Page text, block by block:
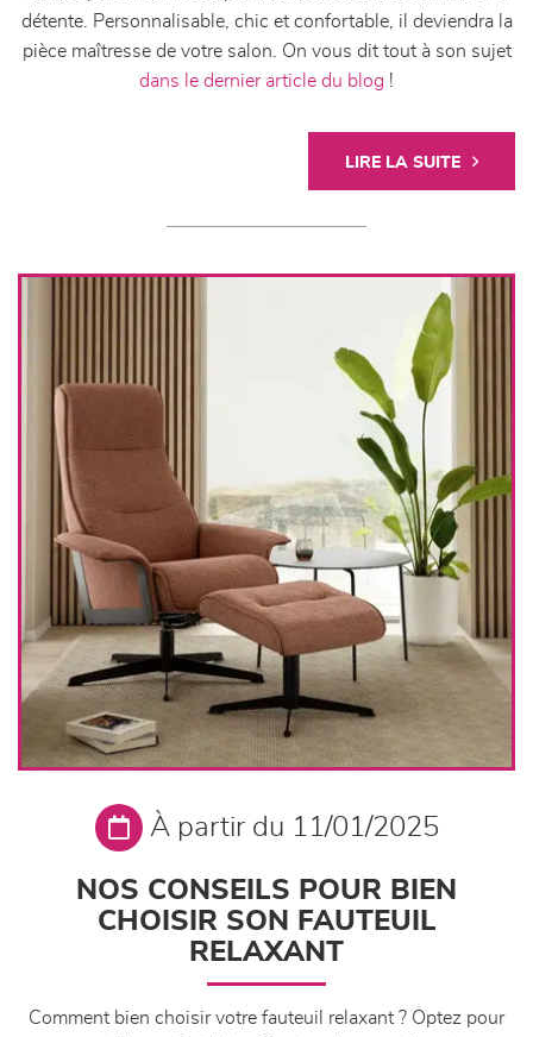
détente. Personnalisable, chic et confortable, il deviendra la
pièce maîtresse de votre salon. On vous dit tout à son sujet
dans le dernier article du blog !
LIRE LA SUITE
À partir du 11/01/2025
NOS CONSEILS POUR BIEN
CHOISIR SON FAUTEUIL
RELAXANT
Comment bien choisir votre fauteuil relaxant ? Optez pour